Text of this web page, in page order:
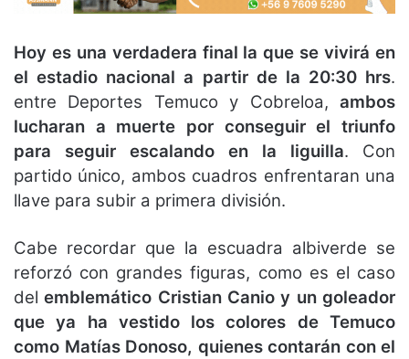
Hoy es una verdadera final la que se vivirá en
el estadio nacional a partir de la 20:30 hrs.
entre Deportes Temuco y Cobreloa, ambos
lucharan a muerte por conseguir el triunfo
para seguir escalando en la liguilla. Con
partido único, ambos cuadros enfrentaran una
llave para subir a primera división.
Cabe recordar que la escuadra albiverde se
reforzó con grandes figuras, como es el caso
delemblemático Cristian Canio y un goleador
que ya ha vestido los colores de Temuco
como Matías Donoso, quienes contarán con el